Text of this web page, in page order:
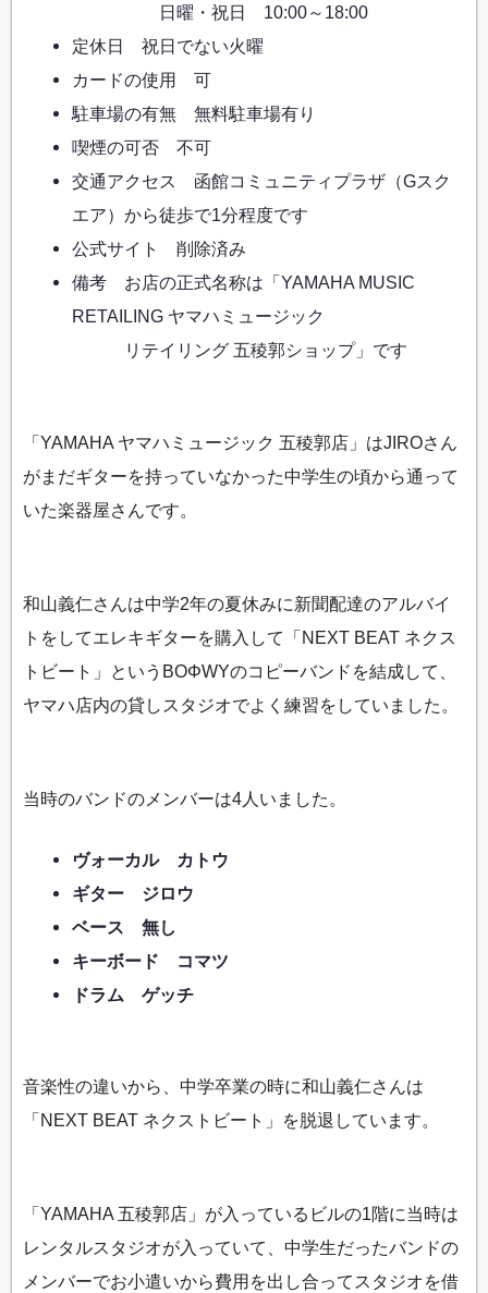
日曜・祝日 10:00～18:00
定休日 祝日でない火曜
カードの使用 可
駐車場の有無 無料駐車場有り
喫煙の可否 不可
交通アクセス 函館コミュニティプラザ（Gスク
エア）から徒歩で1分程度です
公式サイト 削除済み
備考 お店の正式名称は「YAMAHA MUSIC
RETAILING ヤマハミュージック
リテイリング 五稜郭ショップ」です
「YAMAHA ヤマハミュージック 五稜郭店」はJIROさん
がまだギターを持っていなかった中学生の頃から通って
いた楽器屋さんです。
和山義仁さんは中学2年の夏休みに新聞配達のアルバイ
トをしてエレキギターを購入して「NEXT BEAT ネクス
トビート」というBOΦWYのコピーバンドを結成して、
ヤマハ店内の貸しスタジオでよく練習をしていました。
当時のバンドのメンバーは4人いました。
ヴォーカル カトウ
ギター ジロウ
ベース 無し
キーボード コマツ
ドラム ゲッチ
音楽性の違いから、中学卒業の時に和山義仁さんは
「NEXT BEAT ネクストビート」を脱退しています。
「YAMAHA 五稜郭店」が入っているビルの1階に当時は
レンタルスタジオが入っていて、中学生だったバンドの
メンバーでお小遣いから費用を出し合ってスタジオを借